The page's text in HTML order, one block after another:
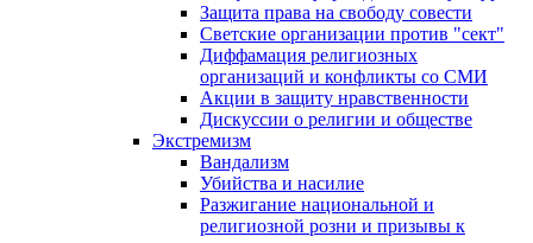
Защита права на свободу совести
Светские организации против "сект"
Диффамация религиозных
организаций и конфликты со СМИ
Акции в защиту нравственности
Дискуссии о религии и обществе
Экстремизм
Вандализм
Убийства и насилие
Разжигание национальной и
религиозной розни и призывы к